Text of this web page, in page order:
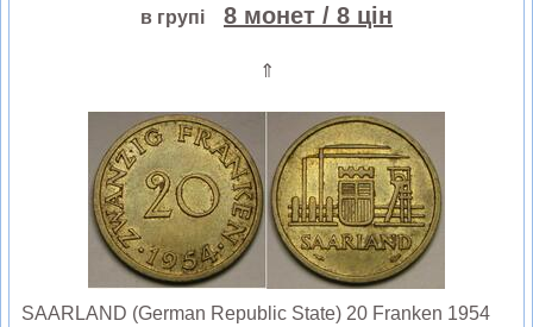
в групі
8 монет / 8 цін
⇑
SAARLAND (German Republic State) 20 Franken 1954